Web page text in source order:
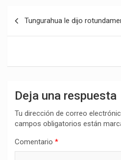
Tungurahua le dijo
Deja una respuesta
Tu dirección de correo
campos obligatorios están
Comentario *